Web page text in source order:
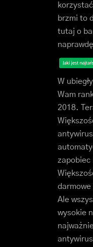
brzmi to
tutaj o
W
Wam
2018.
Ale
wysokie